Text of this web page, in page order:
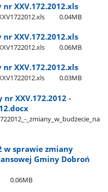
nr XXV.172.2012.xls
0.04MB
nr XXV.172.2012.xls
0.06MB
nr XXV.172.2012.xls
0.03MB
nr XXV.172.2012 -
​_zmiany​_w​_budżecie​_na​
w sprawie zmiany
Gminy Dobroń
0.06MB